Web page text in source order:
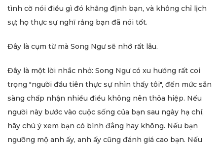
tình cờ nói điều gì đó khẳng định bạn, và không chỉ lịch
sự; họ thực sự nghĩ rằng bạn đã nói tốt.
Đây là cụm từ mà Song Ngư sẽ nhớ rất lâu.
Đây là một lời nhắc nhở: Song Ngư có xu hướng rất coi
trọng "người đầu tiên thực sự nhìn thấy tôi", đến mức sẵn
sàng chấp nhận nhiều điều không nên thỏa hiệp. Nếu
người này bước vào cuộc sống của bạn sau ngày hạ chí,
hãy chú ý xem bạn có bình đẳng hay không. Nếu bạn
ngưỡng mộ anh ấy, anh ấy cũng đánh giá cao bạn. Nếu